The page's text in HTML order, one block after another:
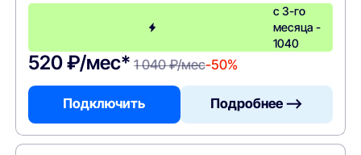
с 3-го
месяца -
1040
520 ₽/мес* 1 040 ₽/мес-50%
Подключить Подробнее —>